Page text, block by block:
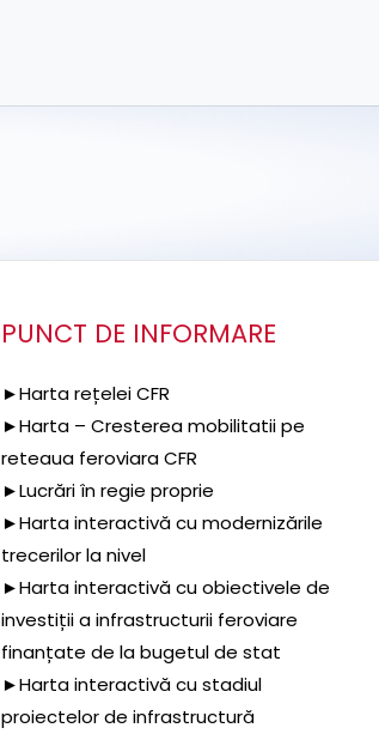
PUNCT DE INFORMARE
►Harta rețelei CFR
►Harta – Cresterea mobilitatii pe
reteaua feroviara CFR
►Lucrări în regie proprie
►Harta interactivă cu modernizările
trecerilor la nivel
►Harta interactivă cu obiectivele de
investiții a infrastructurii feroviare
finanțate de la bugetul de stat
►Harta interactivă cu stadiul
proiectelor de infrastructură